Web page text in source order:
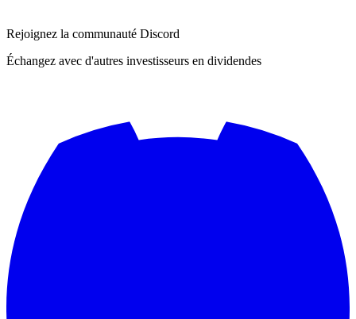
Rejoignez la communauté Discord
Échangez avec d'autres investisseurs en dividendes